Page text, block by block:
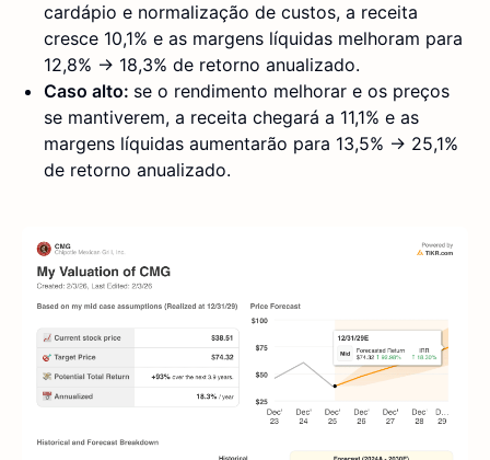
cardápio e normalização de custos, a receita
cresce 10,1% e as margens líquidas melhoram para
12,8% → 18,3% de retorno anualizado.
Caso alto: se o rendimento melhorar e os preços
se mantiverem, a receita chegará a 11,1% e as
margens líquidas aumentarão para 13,5% → 25,1%
de retorno anualizado.